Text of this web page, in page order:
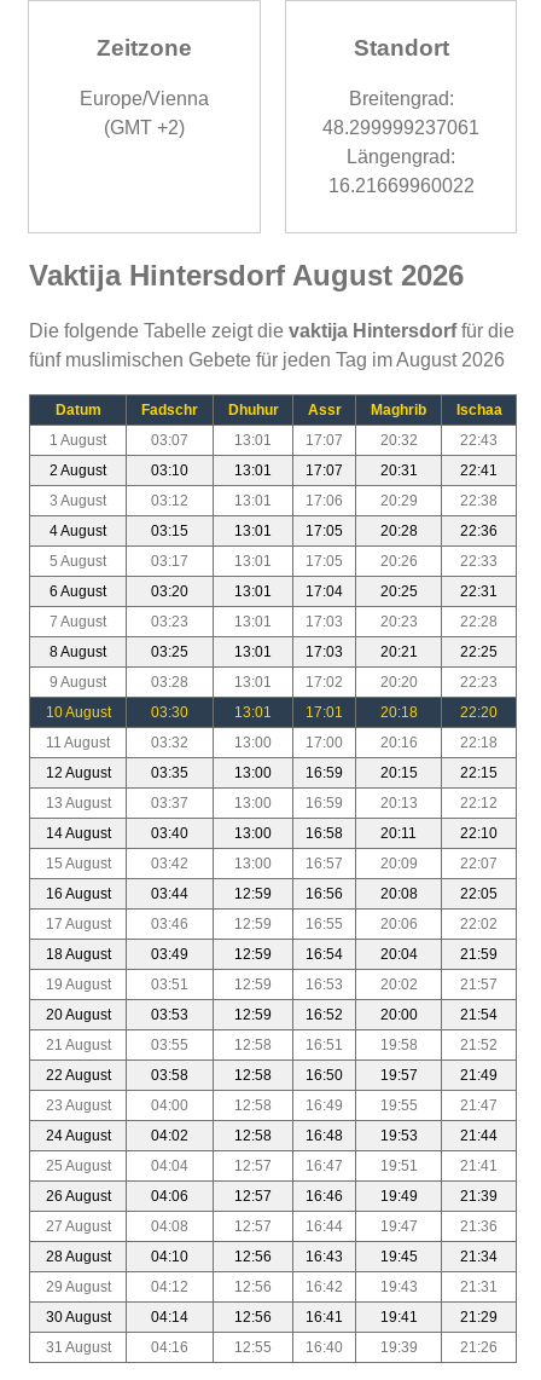
Zeitzone
Europe/Vienna
(GMT +2)
Standort
Breitengrad:
48.299999237061
Längengrad:
16.21669960022
Vaktija Hintersdorf August 2026
Die folgende Tabelle zeigt die vaktija Hintersdorffür die
fünf muslimischen Gebete für jeden Tag im August 2026
Datum Fadschr Dhuhur Assr Maghrib
Ischaa
1 August
03:07 13:01 17:07 20:32
22:43
2 August
03:10 13:01 17:07 20:31
22:41
3 August
03:12 13:01 17:06 20:29
22:38
4 August
03:15 13:01 17:05 20:28
22:36
5 August
03:17 13:01 17:05 20:26
22:33
6 August
03:20 13:01 17:04 20:25
22:31
7 August
03:23 13:01 17:03 20:23
22:28
8 August
03:25 13:01 17:03 20:21
22:25
9 August
03:28 13:01 17:02 20:20
22:23
10 August
03:30 13:01 17:01 20:18
22:20
11 August
03:32 13:00 17:00 20:16
22:18
12 August
03:35 13:00 16:59 20:15
22:15
13 August
03:37 13:00 16:59 20:13
22:12
14 August
03:40 13:00 16:58 20:11
22:10
15 August
03:42 13:00 16:57 20:09
22:07
16 August
03:44 12:59 16:56 20:08
22:05
17 August
03:46 12:59 16:55 20:06
22:02
18 August
03:49 12:59 16:54 20:04
21:59
19 August
03:51 12:59 16:53 20:02
21:57
20 August
03:53 12:59 16:52 20:00
21:54
21 August
03:55 12:58 16:51 19:58
21:52
22 August
03:58 12:58 16:50 19:57
21:49
23 August
04:00 12:58 16:49 19:55
21:47
24 August
04:02 12:58 16:48 19:53
21:44
25 August
04:04 12:57 16:47 19:51
21:41
26 August
04:06 12:57 16:46 19:49
21:39
27 August
04:08 12:57 16:44 19:47
21:36
28 August
04:10 12:56 16:43 19:45
21:34
29 August
04:12 12:56 16:42 19:43
21:31
30 August
04:14 12:56 16:41 19:41
21:29
31 August
04:16 12:55 16:40 19:39 21:26